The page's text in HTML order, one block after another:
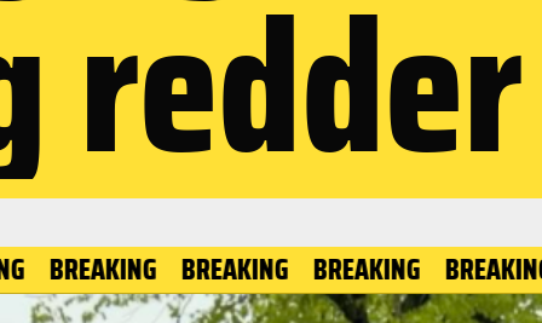
BREAKING BREAKING BREAKING